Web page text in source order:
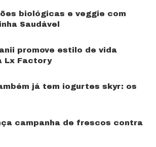
biológicas e veggie com
Saudável
promove estilo de vida
Lx Factory
já tem iogurtes skyr: os
campanha de frescos contra